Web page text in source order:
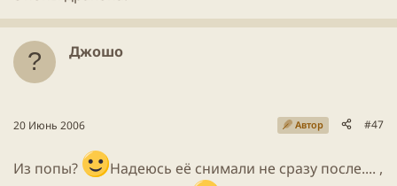
Джошо
20 Июнь 2006 Автор #47
Из попы?
Надеюсь её снимали не сразу после.... ,